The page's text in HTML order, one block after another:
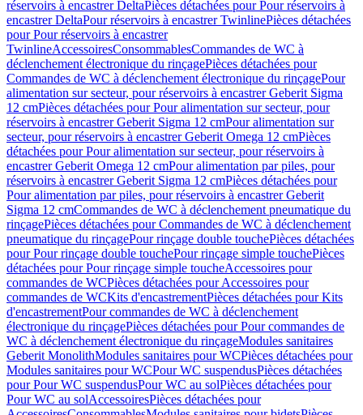
réservoirs à encastrer DeltaPièces détachées pour Pour réservoirs à
encastrer DeltaPour réservoirs à encastrer TwinlinePièces détachées
pour Pour réservoirs à encastrer
TwinlineAccessoiresConsommablesCommandes de WC à
déclenchement électronique du rinçagePièces détachées pour
Commandes de WC à déclenchement électronique du rinçagePour
alimentation sur secteur, pour réservoirs à encastrer Geberit Sigma
12 cmPièces détachées pour Pour alimentation sur secteur, pour
réservoirs à encastrer Geberit Sigma 12 cmPour alimentation sur
secteur, pour réservoirs à encastrer Geberit Omega 12 cmPièces
détachées pour Pour alimentation sur secteur, pour réservoirs à
encastrer Geberit Omega 12 cmPour alimentation par piles, pour
réservoirs à encastrer Geberit Sigma 12 cmPièces détachées pour
Pour alimentation par piles, pour réservoirs à encastrer Geberit
Sigma 12 cmCommandes de WC à déclenchement pneumatique du
rinçagePièces détachées pour Commandes de WC à déclenchement
pneumatique du rinçagePour rinçage double touchePièces détachées
pour Pour rinçage double touchePour rinçage simple touchePièces
détachées pour Pour rinçage simple toucheAccessoires pour
commandes de WCPièces détachées pour Accessoires pour
commandes de WCKits d'encastrementPièces détachées pour Kits
d'encastrementPour commandes de WC à déclenchement
électronique du rinçagePièces détachées pour Pour commandes de
WC à déclenchement électronique du rinçageModules sanitaires
Geberit MonolithModules sanitaires pour WCPièces détachées pour
Modules sanitaires pour WCPour WC suspendusPièces détachées
pour Pour WC suspendusPour WC au solPièces détachées pour
Pour WC au solAccessoiresPièces détachées pour